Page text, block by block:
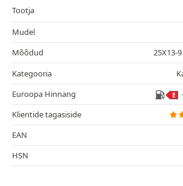
Tootja
Mudel
Mõõdud
25X13-
Kategooria
Euroopa Hinnang
E
Klientide tagasiside
EAN
HSN